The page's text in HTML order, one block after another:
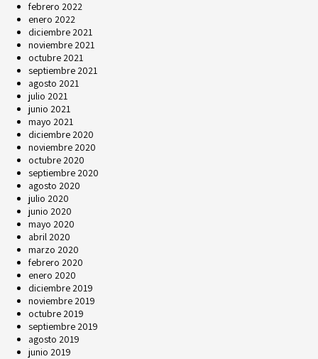
febrero 2022
enero 2022
diciembre 2021
noviembre 2021
octubre 2021
septiembre 2021
agosto 2021
julio 2021
junio 2021
mayo 2021
diciembre 2020
noviembre 2020
octubre 2020
septiembre 2020
agosto 2020
julio 2020
junio 2020
mayo 2020
abril 2020
marzo 2020
febrero 2020
enero 2020
diciembre 2019
noviembre 2019
octubre 2019
septiembre 2019
agosto 2019
junio 2019